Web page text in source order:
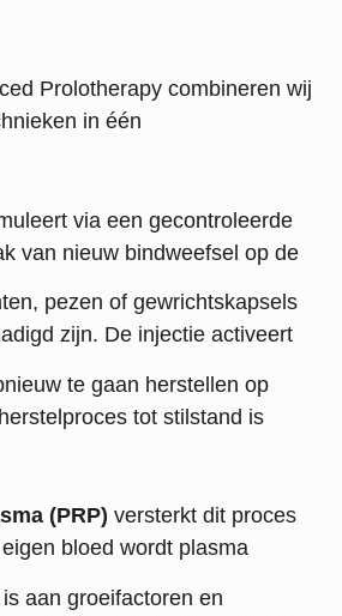
Prolotherapy combineren wij
in één
via een gecontroleerde
van nieuw bindweefsel op de
pezen of gewrichtskapsels
zijn. De injectie activeert
te gaan herstellen op
tot stilstand is
(PRP) versterkt dit proces
bloed wordt plasma
aan groeifactoren en